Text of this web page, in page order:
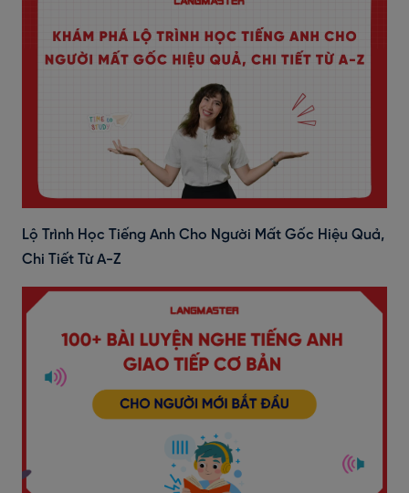
Lộ Trình Học Tiếng Anh Cho Người Mất Gốc Hiệu Quả,
Chi Tiết Từ A-Z